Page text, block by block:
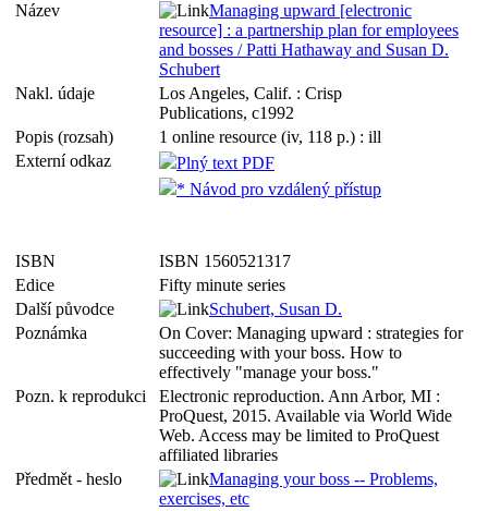
Název
Managing upward [electronic
resource] : a partnership plan for employees
and bosses / Patti Hathaway and Susan D.
Schubert
Nakl. údaje
Los Angeles, Calif. : Crisp
Publications, c1992
Popis (rozsah)
1 online resource (iv, 118 p.) : ill
Externí odkaz
Plný text PDF
* Návod pro vzdálený přístup
ISBN
ISBN 1560521317
Edice
Fifty minute series
Další původce
Schubert, Susan D.
Poznámka
On Cover: Managing upward : strategies for
succeeding with your boss. How to
effectively "manage your boss."
Pozn. k reprodukci
Electronic reproduction. Ann Arbor, MI :
ProQuest, 2015. Available via World Wide
Web. Access may be limited to ProQuest
affiliated libraries
Předmět - heslo
Managing your boss -- Problems,
exercises, etc